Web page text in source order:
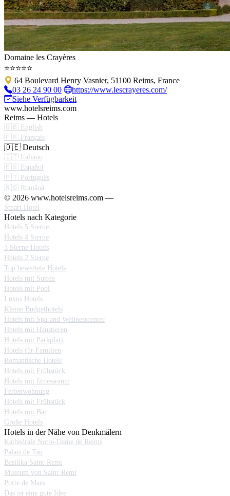
Domaine les Crayères
⭐⭐⭐⭐⭐
64 Boulevard Henry Vasnier, 51100 Reims, France
03 26 24 90 00
https://www.lescrayeres.com/
Siehe Verfügbarkeit
www.hotelsreims.com
Reims — Hotels
🇬🇧 English
🇫🇷 Français
🇩🇪 Deutsch
🇮🇹 Italiano
🇪🇸 Español
🇵🇹 Português
🇷🇴 Română
© 2026 www.hotelsreims.com —
Smart Hotel
Hotels nach Kategorie
Hotels 5 Sterne
Hotels 4 Sterne
3 Sterne Hotels
Hotels 2 Sterne
Top bewertete Hotels
Hotels mit Suiten
Hotels mit Pool
Luxus Hotels
Kleine Budgethotels
Hotels mit Spa und Wellnesscenter
Hotels mit Haustieren
Hotels mit Parkplatz
Hotels für Familien
Romantische Hotels
Hotels mit Frühstück
Hotels mit fitnessraum
Ferienwohnung
Hotels mit Frühstück
Hotels mit Bar
Große Hotels
Hotels in der Nähe von Denkmälern
Kathedrale Notre-Dame de Reims
Palais de Tau
Basilika Saint-Remi
Museum von Saint-Remi
Porte de Mars
Das ist eine gute Idee